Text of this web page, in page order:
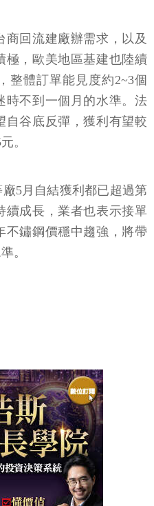
回流建廠辦需求，以及
極，歐美地區基建也陸續
整體訂單能見度約2~3個
時不到一個月的水準。法
自谷底反彈，獲利有望較
。
5月自結獲利都已超過第
續成長，業者也表示接單
不鏽鋼價穩中趨強，將帶
。